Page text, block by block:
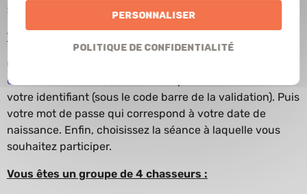
:
Vous êtes moins de 4 :
Cliquez sur le lien
drome.fr/formations/cinematir
votre identifiant (sous le code barre de la validation). Puis
votre mot de passe qui correspond à votre date de
naissance. Enfin, choisissez la séance à laquelle vous
souhaitez participer.
Vous êtes un groupe de 4 chasseurs :
Personnaliser
Politique de confidentialité